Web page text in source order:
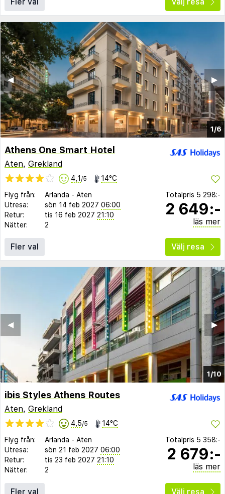
1/6
▶︎
◀︎
Athens One Smart Hotel
Aten, Grekland
4,1 /5 14°C
Flyg från: Arlanda - Aten
Utresa:
sön 14 feb 2027 06:00
Retur:
tis 16 feb 2027 21:10
Nätter:
2
Totalpris 5 298:-
2 649:-
läs mer
Fler val Välj resa
1/10
▶︎
◀︎
ibis Styles Athens Routes
Aten, Grekland
4,5/5 14°C
Flyg från: Arlanda - Aten
Utresa:
sön 21 feb 2027 06:00
Retur:
tis 23 feb 2027 21:10
Nätter:
2
Totalpris 5 358:-
2 679:-
läs mer
Fler val Välj resa